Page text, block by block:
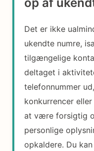
Det er ikke
ukendte numre,
tilgængelige
deltaget i
telefonnummer
konkurrencer
at være forsigtig
personlige
opkaldere. Du